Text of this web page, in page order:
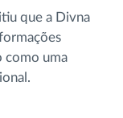
que a Divna
como uma